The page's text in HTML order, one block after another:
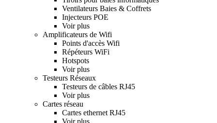
Ventilateurs Baies & Coffrets
Injecteurs POE
Voir plus
Amplificateurs de Wifi
Points d'accès Wifi
Répéteurs WiFi
Hotspots
Voir plus
Testeurs Réseaux
Testeurs de câbles RJ45
Voir plus
Cartes réseau
Cartes ethernet RJ45
Voir plus